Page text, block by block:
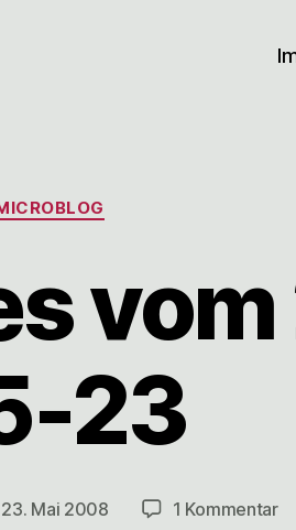
Kategorien
23
23. Mai 2008 1 Kommentarzu